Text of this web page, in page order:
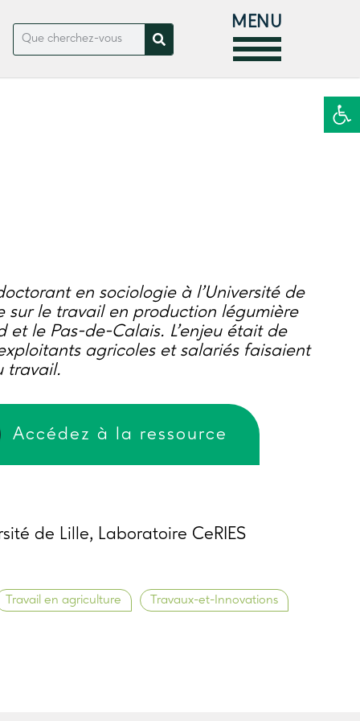
Ouvrir
MENU
en sociologie à l’Université de
sur le travail en production légumière
et le Pas-de-Calais. L’enjeu était de
agricoles et salariés faisaient
travail.
Accédez à la ressource
de Lille, Laboratoire CeRIES
Travail en agriculture Travaux-et-Innovations